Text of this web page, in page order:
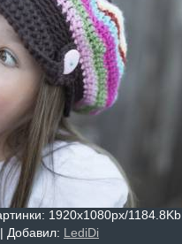
: 1920x1080px/1184.8Kb
Добавил: LediDi